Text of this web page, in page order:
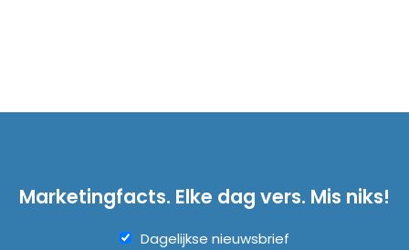
Marketingfacts. Elke dag vers. Mis niks!
Dagelijkse nieuwsbrief